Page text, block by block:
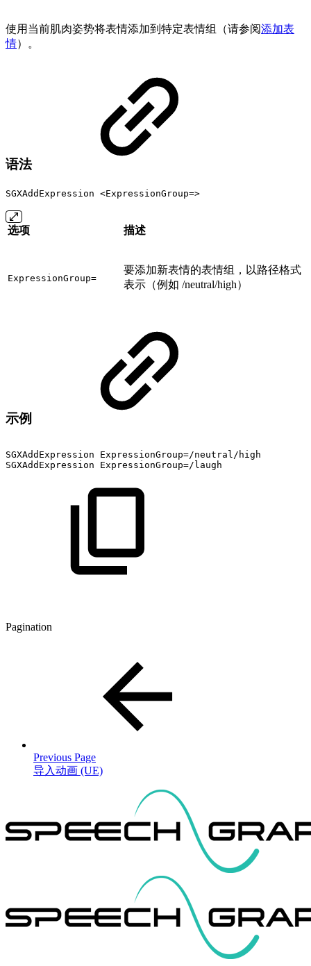
使用当前肌肉姿势将表情添加到特定表情组（请参阅添加表
情）。
语法
SGXAddExpression <ExpressionGroup=>
选项 描述
ExpressionGroup=
要添加新表情的表情组，以路径格式
表示（例如 /neutral/high）
示例
SGXAddExpression
ExpressionGroup=/neutral/high
SGXAddExpression
ExpressionGroup=/laugh
Pagination
Previous Page
导入动画 (UE)